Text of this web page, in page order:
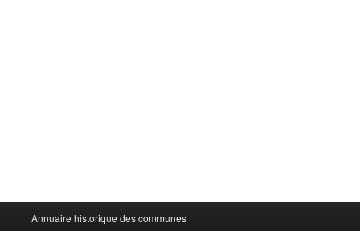
principal
Annuaire historique des communes